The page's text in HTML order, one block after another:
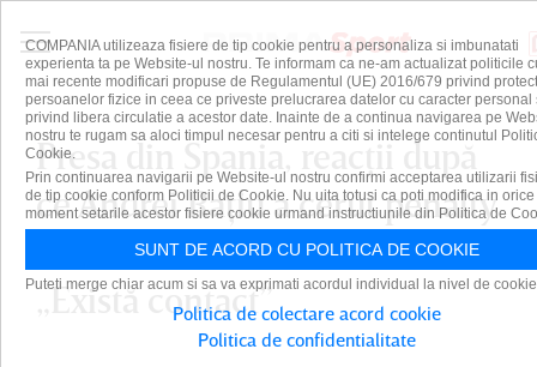
Presa din Spania, reacţii după
ce Andrei Raţiu a cerut penalty
în meciul cu Barcelona:
„Există contact”
COMPANIA utilizeaza fisiere de tip cookie pentru a personaliza si imbunatati
experienta ta pe Website-ul nostru. Te informam ca ne-am actualizat politicile
mai recente modificari propuse de Regulamentul (UE) 2016/679 privind
persoanelor fizice in ceea ce priveste prelucrarea datelor cu caracter personal
privind libera circulatie a acestor date. Inainte de a continua navigarea pe
nostru te rugam sa aloci timpul necesar pentru a citi si intelege continutul
Cookie.
Prin continuarea navigarii pe Website-ul nostru confirmi acceptarea utilizarii
de tip cookie conform Politicii de Cookie. Nu uita totusi ca poti modifica in orice
moment setarile acestor fisiere cookie urmand instructiunile din Politica de
SUNT DE ACORD CU POLITICA DE COOKIE
Puteti merge chiar acum si sa va exprimati acordul individual la nivel de
Politica de colectare acord cookie
Politica de confidentialitate